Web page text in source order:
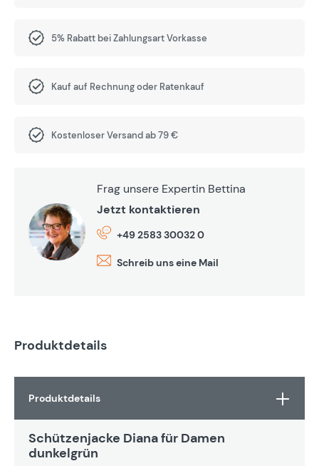
5% Rabatt bei Zahlungsart Vorkasse
Kauf auf Rechnung oder Ratenkauf
Kostenloser Versand ab 79 €
Frag unsere Expertin Bettina
Jetzt kontaktieren
+49 2583 30032 0
Schreib uns eine Mail
Produktdetails
Produktdetails
Schützenjacke Diana für Damen
dunkelgrün